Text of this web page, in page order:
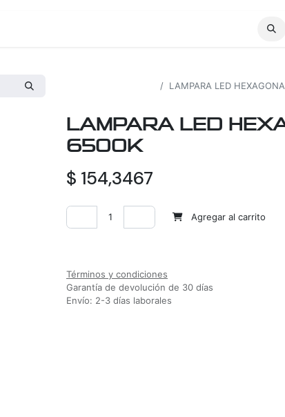
LAMPARA LED
LAMPARA LED
6500K
$ 154,3467
Agregar al carrito
Términos y condiciones
Garantía de devolución de 30 días
Envío: 2-3 días laborales